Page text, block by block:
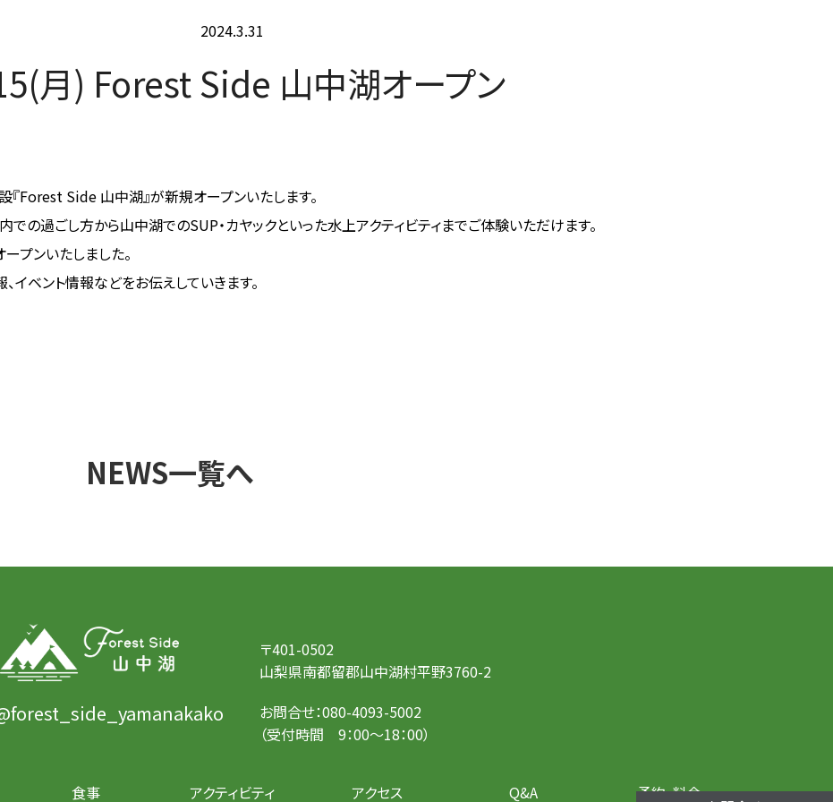
2024.3.31
月) Forest Side 山中湖オープン
『Forest Side 山中湖』が新規オープンいたします。
での過ごし方から山中湖でのSUP・カヤックといった水上アクティビティまでご体験いただけます。
プンいたしました。
イベント情報などをお伝えしていきます。
NEWS一覧へ
〒401-0502
山梨県南都留郡山中湖村平野3760-2
お問合せ：080-4093-5002
（受付時間 9：00～18：00）
食事 アクティビティ アクセス Q&A 予約・料金